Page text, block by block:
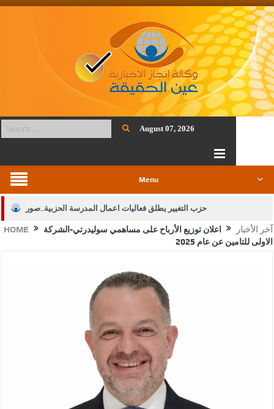
August 07, 2026
Menu
حزب التغيير يطلق فعاليات اعمال المدرسة الحزبية..صور
الجيش يفتح باب التجنيد لحملة البكالوريوس في الحقوق والقانون
الإسلامية والمسيحية
النواب يقر مشروع تعديل قانون الملكية العقارية
القاضي يلتقي رؤساء تحرير الصحف اليومية ويؤكد حرص مجلس النواب
على شراكة فاعلة مع الإعلام
دعوة المكلفين بخدمة العلم (الدفعة الثالثة) إلى مراجعة منصة خدمة
HOME آخر الأخبار
اعلان توزيع الأرباح على مساهمي سوليدرتي-الشركة
الاولى للتامين عن عام 2025